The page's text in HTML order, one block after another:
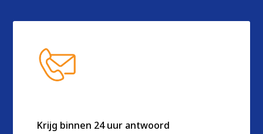
Krijg binnen 24 uur antwoord